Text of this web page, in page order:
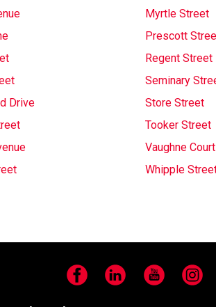
Myrtle Street
Prescott
Regent Street
Seminary
Drive Store Street
Tooker Street
Vaughne Court
Whipple
FacebookLinkedIn YouTube